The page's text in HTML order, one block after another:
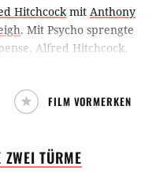
Hitchcockmit Anthony
. Mit Psycho sprengte
Alfred Hitchcock,
schuf für damalige
sondergleichen.
ist so berühmt wie der
FILM VORMERKEN
ZWEITÜRME